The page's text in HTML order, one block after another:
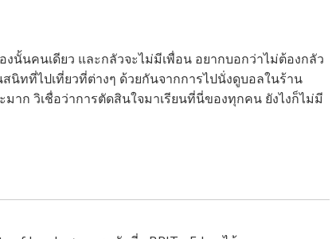
งนั้นคนเดียว และกลัวจะไม่มีเพื่อน อยากบอกว่าไม่ต้องกลัว
นิทที่ไปเที่ยวที่ต่างๆ ด้วยกันจากการไปนั่งดูบอลในร้าน
าก วิเชื่อว่าการตัดสินใจมาเรียนที่นี่ของทุกคน ยังไงก็ไม่มี